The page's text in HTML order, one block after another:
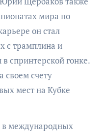
мира по
он стал
с трамплина и
спринтерской гонке.
своем счету
мест на Кубке
международных